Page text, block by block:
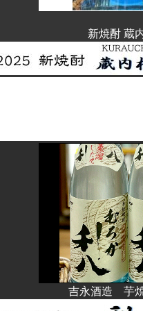
新焼酎 蔵
吉永酒造 芋